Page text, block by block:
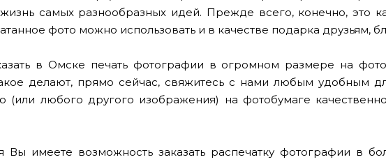
самых разнообразных идей. Прежде всего, конечно, это
фото можно использовать и в качестве подарка друзьям,
в Омске печать фотографии в огромном размере на
делают, прямо сейчас, свяжитесь с нами любым удобным
(или любого другого изображения) на фотобумаге
Вы имеете возможность заказать распечатку фотографии в